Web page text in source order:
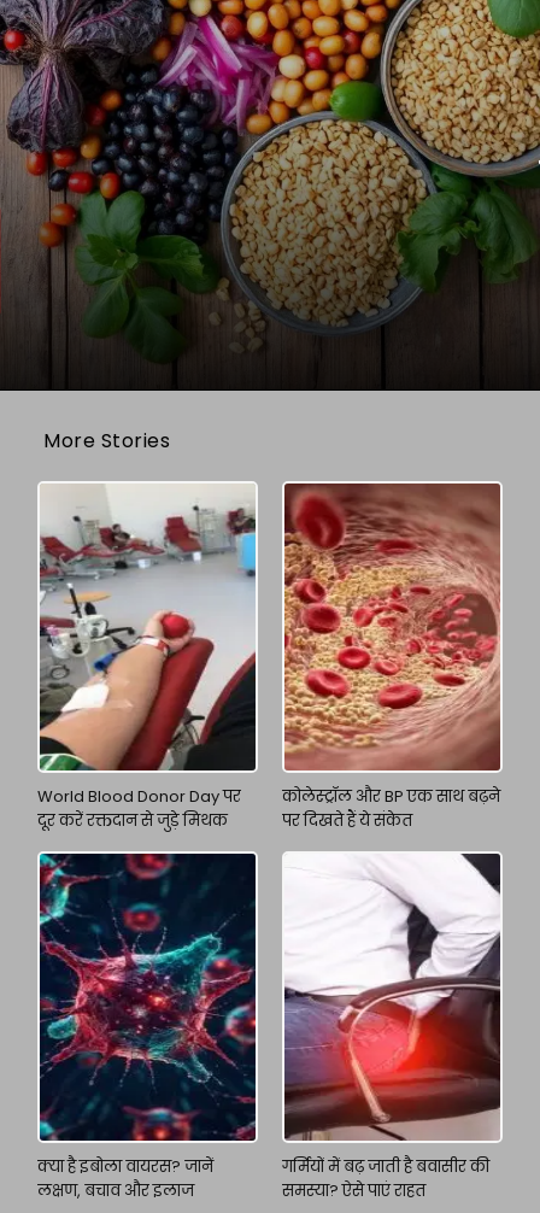
More Stories
World Blood Donor Day पर
दूर करें रक्तदान से जुड़े मिथक
कोलेस्ट्रॉल और BP एक साथ बढ़ने
पर दिखते हैं ये संकेत
क्या है इबोला वायरस? जानें
लक्षण, बचाव और इलाज
गर्मियों में बढ़ जाती है बवासीर की
समस्या? ऐसे पाएं राहत